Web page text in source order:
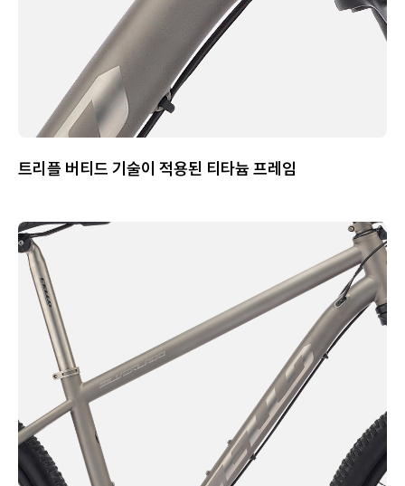
트리플 버티드 기술이 적용된 티타늄 프레임